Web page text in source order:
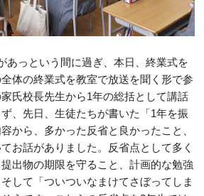
あっという間に過ぎ、本日、終業式を
体の終業式を教室で放送を聞く形で参
氏校長先生から1年の総括として講話
、先日、生徒たちが書いた「1年を振
から、多かった反省と良かったこと、
お話がありました。反省点として多く
出物の期限を守ること、計画的な勉強
して「ついついなまけてさぼってしま